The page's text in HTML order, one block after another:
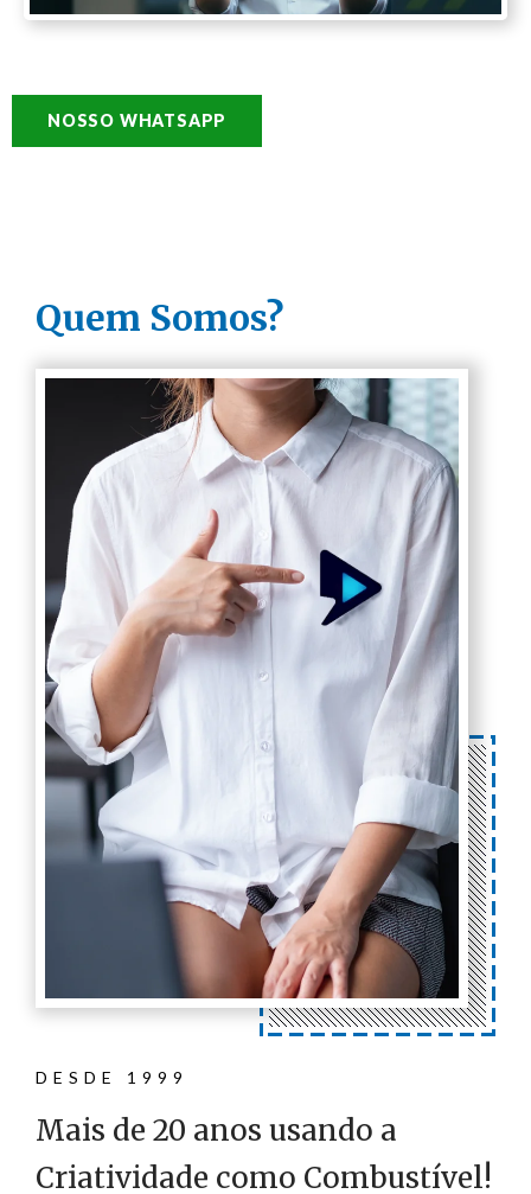
NOSSO WHATSAPP
Quem Somos?
DESDE 1999
Mais de 20 anos usando a
Criatividade como Combustível!